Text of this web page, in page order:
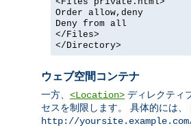
Order allow,deny
Deny from all
</Files>
</Directory>
ウェブ空間コンテナ
一方、 <Location> ディレクティ
セスを制限します。 具体的には、
http://